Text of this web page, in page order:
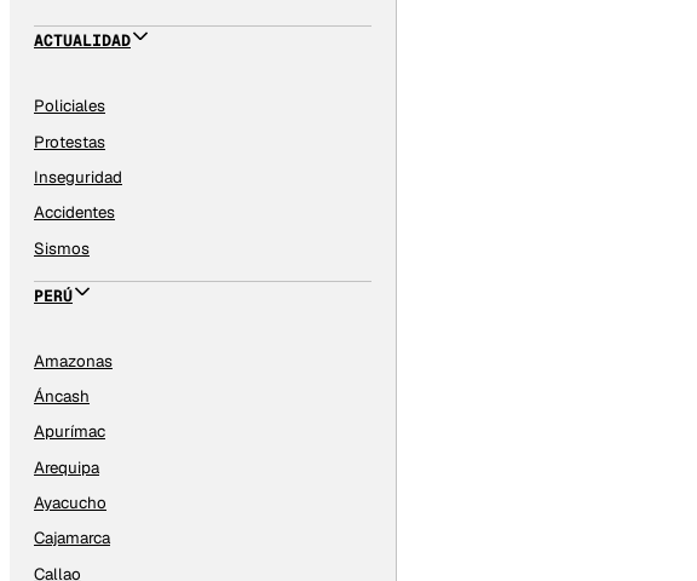
ACTUALIDAD
Policiales
Protestas
Inseguridad
Accidentes
Sismos
PERÚ
Amazonas
Áncash
Apurímac
Arequipa
Ayacucho
Cajamarca
Callao